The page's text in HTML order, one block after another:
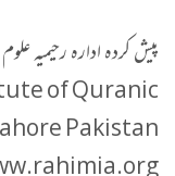
پیش کردہ ادارہ رحیمیہ
of Quranic
Pakistan